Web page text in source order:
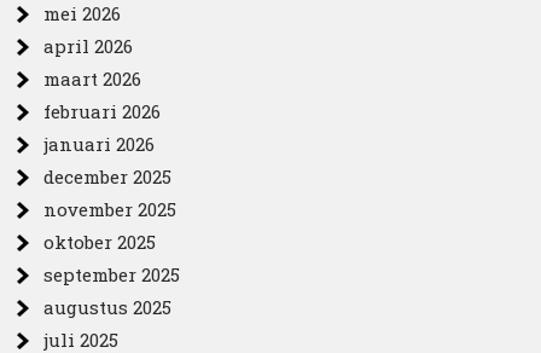
mei 2026
april 2026
maart 2026
februari 2026
januari 2026
december 2025
november 2025
oktober 2025
september 2025
augustus 2025
juli 2025